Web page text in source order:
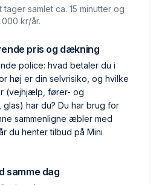
samlet ca. 15 minutter og
kr/år.
pris og dækning
police: hvad betaler du i
høj er din selvrisiko, og hvilke
(vejhjælp, fører- og
har du? Du har brug for
sammenligne æbler med
du henter tilbud på Mini
samme dag